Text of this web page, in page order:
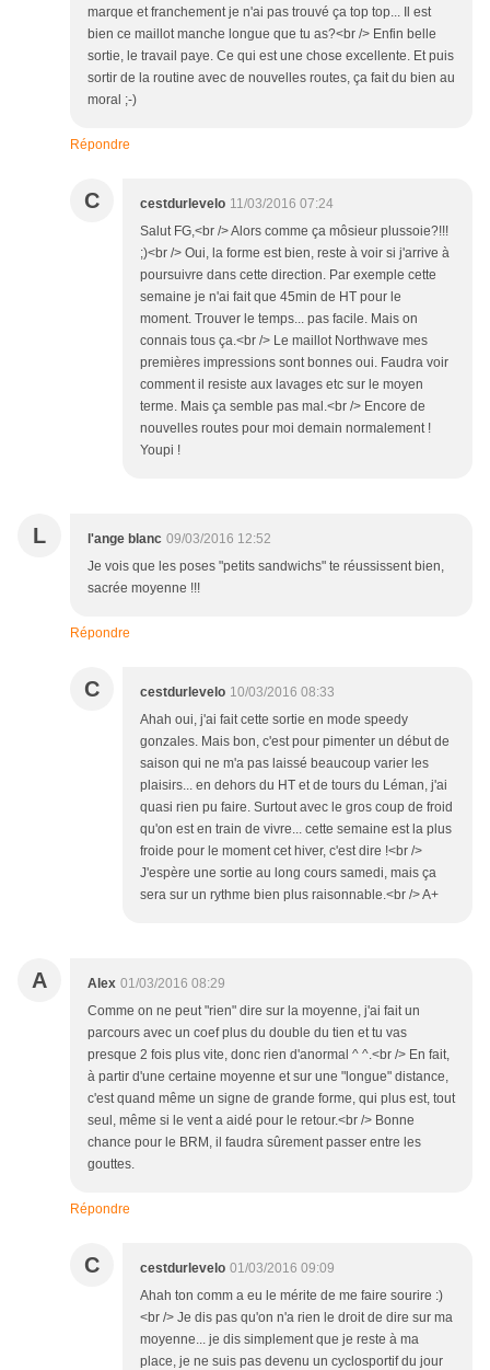
marque et franchement je n'ai pas trouvé ça top top... Il est
bien ce maillot manche longue que tu as?<br /> Enfin belle
sortie, le travail paye. Ce qui est une chose excellente. Et puis
sortir de la routine avec de nouvelles routes, ça fait du bien au
moral ;-)
Répondre
C cestdurlevelo 11/03/2016 07:24
Salut FG,<br /> Alors comme ça môsieur plussoie?!!!
;)<br /> Oui, la forme est bien, reste à voir si j'arrive à
poursuivre dans cette direction. Par exemple cette
semaine je n'ai fait que 45min de HT pour le
moment. Trouver le temps... pas facile. Mais on
connais tous ça.<br /> Le maillot Northwave mes
premières impressions sont bonnes oui. Faudra voir
comment il resiste aux lavages etc sur le moyen
terme. Mais ça semble pas mal.<br /> Encore de
nouvelles routes pour moi demain normalement !
Youpi !
L l'ange blanc 09/03/2016 12:52
Je vois que les poses "petits sandwichs" te réussissent bien,
sacrée moyenne !!!
Répondre
C cestdurlevelo 10/03/2016 08:33
Ahah oui, j'ai fait cette sortie en mode speedy
gonzales. Mais bon, c'est pour pimenter un début de
saison qui ne m'a pas laissé beaucoup varier les
plaisirs... en dehors du HT et de tours du Léman, j'ai
quasi rien pu faire. Surtout avec le gros coup de froid
qu'on est en train de vivre... cette semaine est la plus
froide pour le moment cet hiver, c'est dire !<br />
J'espère une sortie au long cours samedi, mais ça
sera sur un rythme bien plus raisonnable.<br /> A+
A Alex 01/03/2016 08:29
Comme on ne peut "rien" dire sur la moyenne, j'ai fait un
parcours avec un coef plus du double du tien et tu vas
presque 2 fois plus vite, donc rien d'anormal ^ ^.<br /> En fait,
à partir d'une certaine moyenne et sur une "longue" distance,
c'est quand même un signe de grande forme, qui plus est, tout
seul, même si le vent a aidé pour le retour.<br /> Bonne
chance pour le BRM, il faudra sûrement passer entre les
gouttes.
Répondre
C cestdurlevelo 01/03/2016 09:09
Ahah ton comm a eu le mérite de me faire sourire :)
<br /> Je dis pas qu'on n'a rien le droit de dire sur ma
moyenne... je dis simplement que je reste à ma
place, je ne suis pas devenu un cyclosportif du jour